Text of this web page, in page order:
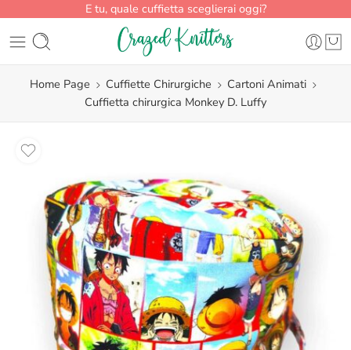
E tu, quale cuffietta sceglierai oggi?
Home Page Cuffiette Chirurgiche
Cartoni Animati
Cuffietta chirurgica Monkey D. Luffy